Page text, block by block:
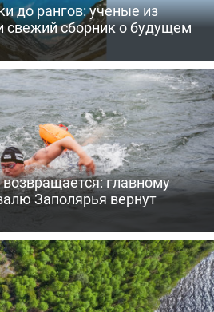
до рангов: ученые из
свежий сборник о будущем
главному
Заполярья вернут